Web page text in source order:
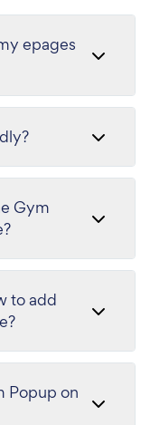
epages
Gym
to add
Popup on